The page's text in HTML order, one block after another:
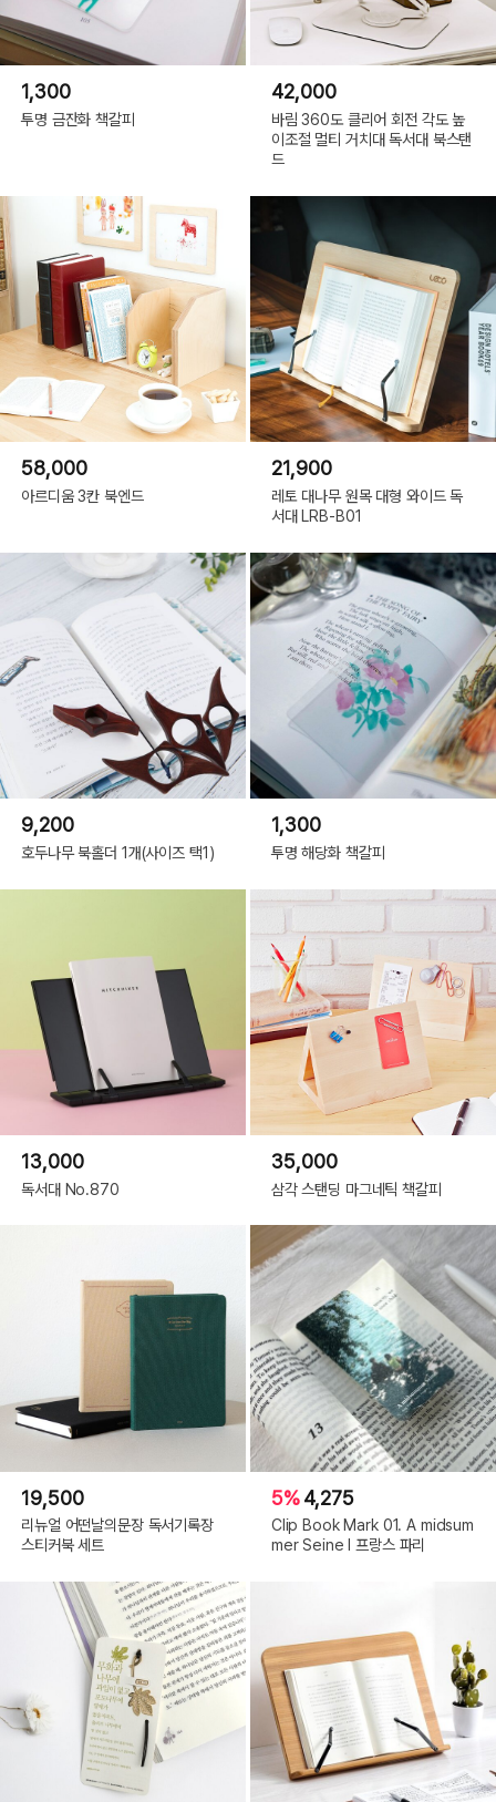
?인스타그램?
초른(@choreun__) ? Instagram 사진 및 동영상
Instagram 사진 및 동영상 보기
www.instagram.com
1,300
투명 금잔화 책갈피
42,000
바림 360도 클리어 회전 각도 높
이조절 멀티 거치대 독서대 북스탠
드
58,000
아르디움 3칸 북엔드
21,900
레토 대나무 원목 대형 와이드 독
서대 LRB-B01
9,200
호두나무 북홀더 1개(사이즈 택1)
1,300
투명 해당화 책갈피
13,000
독서대 No.870
35,000
삼각 스탠딩 마그네틱 책갈피
19,500
리뉴얼 어떤날의문장 독서기록장
스티커북 세트
5%4,275
Clip Book Mark 01. A midsum
mer Seine l 프랑스 파리